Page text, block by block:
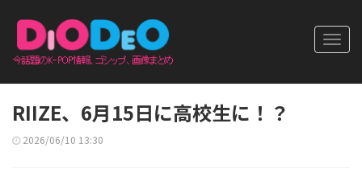
RIIZE、6月15日に高校生に！？
2026/06/10 13:30